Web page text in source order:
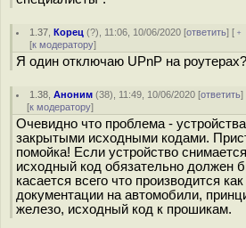
1.37 ,Корец (?), 11:06, 10/06/2020 [ответить] [
[к модератору]
Я один отключаю UPnP на роутерах?
1.38 ,Аноним (38), 11:49, 10/06/2020 [ответить]
[к модератору]
Очевидно что проблема -
закрытыми исходными кодами.
помойка! Если устройство
исходный код обязательно должен
касается всего что производится
документации на автомобили,
железо, исходный код к прошикам.